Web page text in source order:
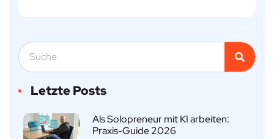
Letzte Posts
Als Solopreneur mit KI arbeiten:
Praxis-Guide 2026